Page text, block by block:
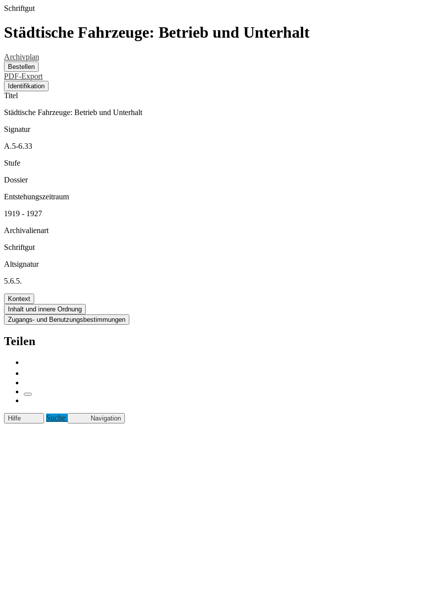
Schriftgut
Städtische Fahrzeuge: Betrieb und Unterhalt
Archivplan
Bestellen
PDF-Export
Identifikation
Titel
Städtische Fahrzeuge: Betrieb und Unterhalt
Signatur
A.5-6.33
Stufe
Dossier
Entstehungszeitraum
1919 - 1927
Archivalienart
Schriftgut
Altsignatur
5.6.5.
Kontext
Inhalt und innere Ordnung
Zugangs- und Benutzungsbestimmungen
Teilen
Hilfe Suche Navigation